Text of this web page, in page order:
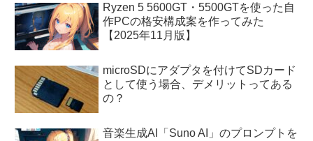
Ryzen 5 5600GT・5500GTを使った自
作PCの格安構成案を作ってみた
【2025年11月版】
microSDにアダプタを付けてSDカード
として使う場合、デメリットってある
の？
音楽生成AI「Suno AI」のプロンプトを